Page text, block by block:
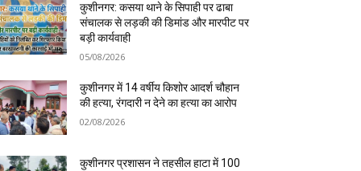
कुशीनगर: कसया थाने के सिपाही पर ढाबा
संचालक से लड़की की डिमांड और मारपीट पर
बड़ी कार्यवाही
05/08/2026
कुशीनगर में 14 वर्षीय किशोर आदर्श चौहान
की हत्या, रंगदारी न देने का हत्या का आरोप
02/08/2026
कुशीनगर प्रशासन ने तहसील हाटा में 100